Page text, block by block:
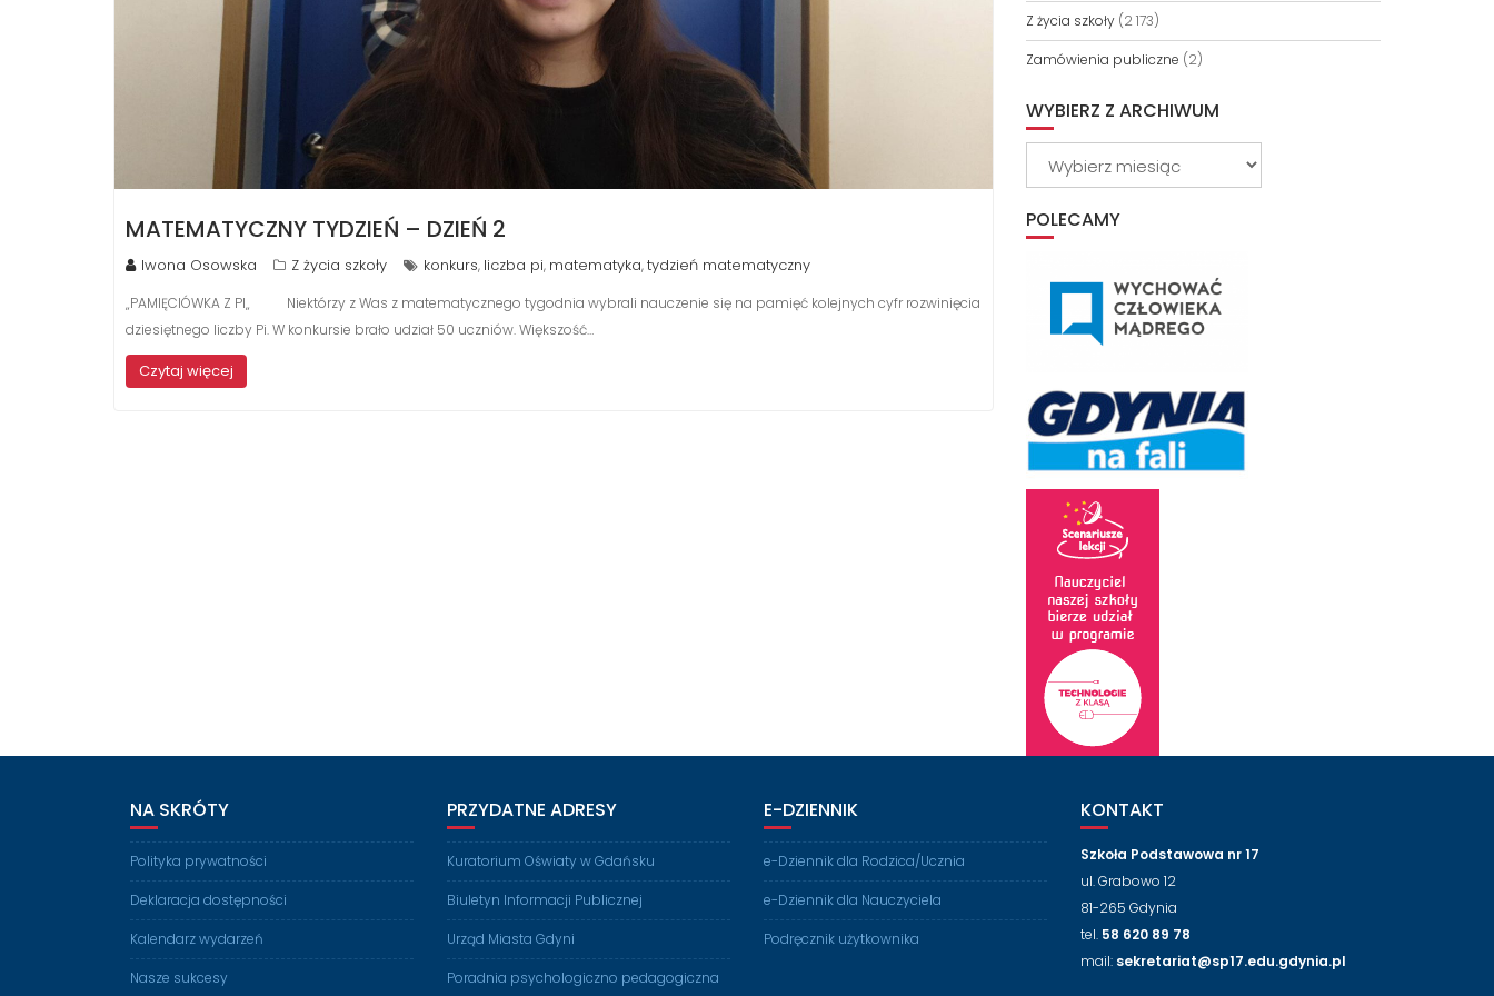
MATEMATYCZNY TYDZIEŃ – DZIEŃ 2
Iwona Osowska Z życia szkoły konkurs, liczba pi, matematyka,tydzień matematyczny
„PAMIĘCIÓWKA Z PI„ Niektórzy z Was z matematycznego tygodnia wybrali nauczenie się na pamięć kolejnych cyfr rozwinięcia
dziesiętnego liczby Pi. W konkursie brało udział 50 uczniów. Większość…
Czytaj więcej
Z życia szkoły(2 173)
Zamówienia publiczne (2)
WYBIERZ Z ARCHIWUM
POLECAMY
NA SKRÓTY
Polityka prywatności
Deklaracja dostępności
Kalendarz wydarzeń
Nasze sukcesy
PRZYDATNE ADRESY
Kuratorium Oświaty w Gdańsku
Biuletyn Informacji Publicznej
Urząd Miasta Gdyni
Poradnia psychologiczno pedagogiczna
E-DZIENNIK
e-Dziennik dla Rodzica/Ucznia
e-Dziennik dla Nauczyciela
Podręcznik użytkownika
KONTAKT
Szkoła Podstawowa nr 17
ul. Grabowo 12
81-265 Gdynia
tel. 58 620 89 78
mail: sekretariat@sp17.edu.gdynia.pl